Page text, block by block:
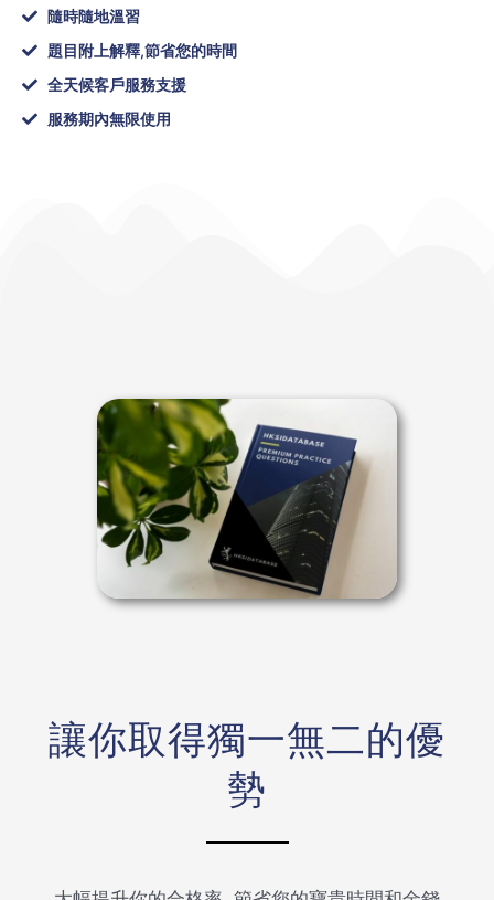
隨時隨地溫習
題目附上解釋,節省您的時間
全天候客戶服務支援
服務期內無限使用
讓你取得獨一無二的優
勢